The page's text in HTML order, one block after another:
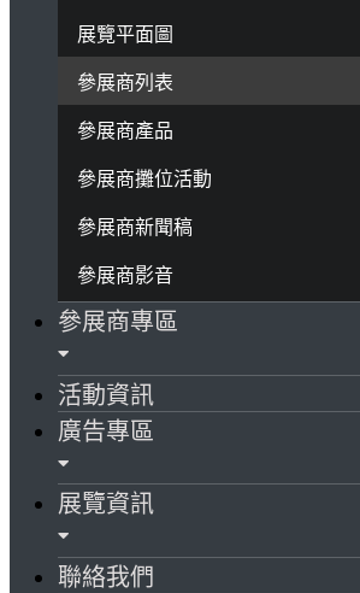
展覽平面圖
參展商列表
參展商產品
參展商攤位活動
參展商新聞稿
參展商影音
參展商專區
活動資訊
廣告專區
展覽資訊
聯絡我們